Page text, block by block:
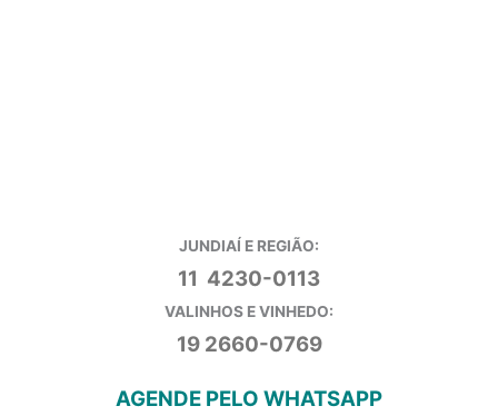
JUNDIAÍ E REGIÃO:
11 4230-0113
VALINHOS E VINHEDO:
19 2660-0769
AGENDE PELO WHATSAPP